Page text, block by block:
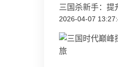
三国杀新手：提
2026-04-07